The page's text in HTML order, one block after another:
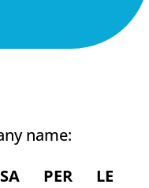
name:
PER LE